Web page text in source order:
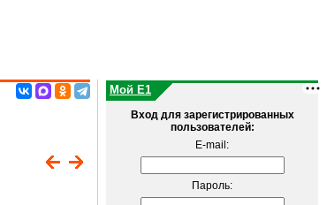
Мой E1
Вход для зарегистрированных
пользователей:
E-mail:
Пароль: